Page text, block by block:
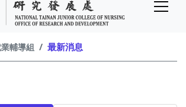
輔導組 最新消息